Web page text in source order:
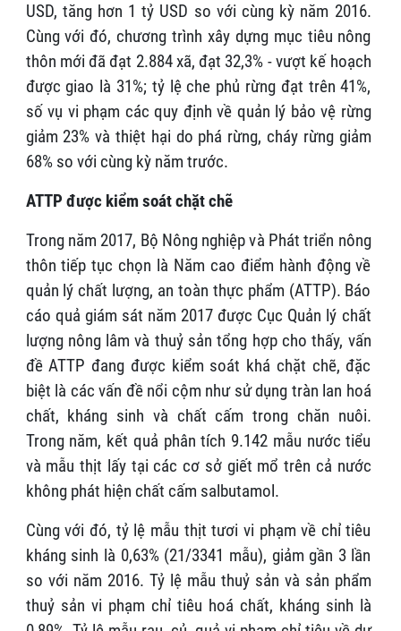
USD, tăng hơn 1 tỷ USD so với cùng kỳ năm 2016.
Cùng với đó, chương trình xây dựng mục tiêu nông
thôn mới đã đạt 2.884 xã, đạt 32,3% - vượt kế hoạch
được giao là 31%; tỷ lệ che phủ rừng đạt trên 41%,
số vụ vi phạm các quy định về quản lý bảo vệ rừng
giảm 23% và thiệt hại do phá rừng, cháy rừng giảm
68% so với cùng kỳ năm trước.
ATTP được kiểm soát chặt chẽ
Trong năm 2017, Bộ Nông nghiệp và Phát triển nông
thôn tiếp tục chọn là Năm cao điểm hành động về
quản lý chất lượng, an toàn thực phẩm (ATTP). Báo
cáo quả giám sát năm 2017 được Cục Quản lý chất
lượng nông lâm và thuỷ sản tổng hợp cho thấy, vấn
đề ATTP đang được kiểm soát khá chặt chẽ, đặc
biệt là các vấn đề nổi cộm như sử dụng tràn lan hoá
chất, kháng sinh và chất cấm trong chăn nuôi.
Trong năm, kết quả phân tích 9.142 mẫu nước tiểu
và mẫu thịt lấy tại các cơ sở giết mổ trên cả nước
không phát hiện chất cấm salbutamol.
Cùng với đó, tỷ lệ mẫu thịt tươi vi phạm về chỉ tiêu
kháng sinh là 0,63% (21/3341 mẫu), giảm gần 3 lần
so với năm 2016. Tỷ lệ mẫu thuỷ sản và sản phẩm
thuỷ sản vi phạm chỉ tiêu hoá chất, kháng sinh là